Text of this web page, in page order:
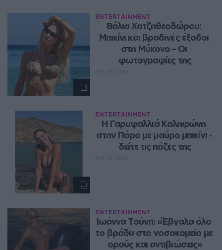
ENTERTAINMENT
Βάλια Χατζηθεοδώρου:
Μπικίνι και βραδινές έξοδοι
στη Μύκονο – Οι
φωτογραφίες της
ENTERTAINMENT
Η Γαρυφαλλιά Καληφώνη
στην Πάρο με μαύρο μπικίνι ‑
δείτε τις πόζες της
ENTERTAINMENT
Ιωάννα Τούνη: «Έβγαλα όλο
το βράδυ στο νοσοκομείο με
ορούς και αντιβιώσεις»